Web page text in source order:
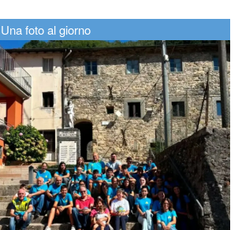
Una foto al giorno